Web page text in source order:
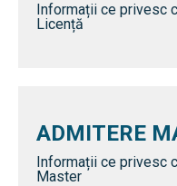
Informații ce privesc
Licență
ADMITERE
Informații ce privesc
Master